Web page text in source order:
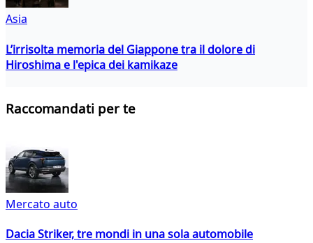
Asia
L’irrisolta memoria del Giappone tra il dolore di
Hiroshima e l'epica dei kamikaze
Raccomandati per te
Mercato auto
Dacia Striker, tre mondi in una sola automobile